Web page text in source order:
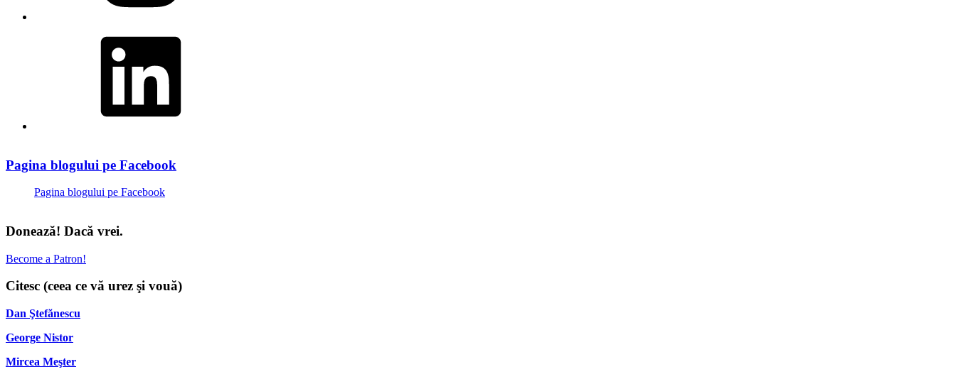
Pagina blogului pe Facebook
Pagina blogului pe Facebook
Donează! Dacă vrei.
Become a Patron!
Citesc (ceea ce vă urez şi vouă)
Dan Ştefănescu
George Nistor
Mircea Meşter